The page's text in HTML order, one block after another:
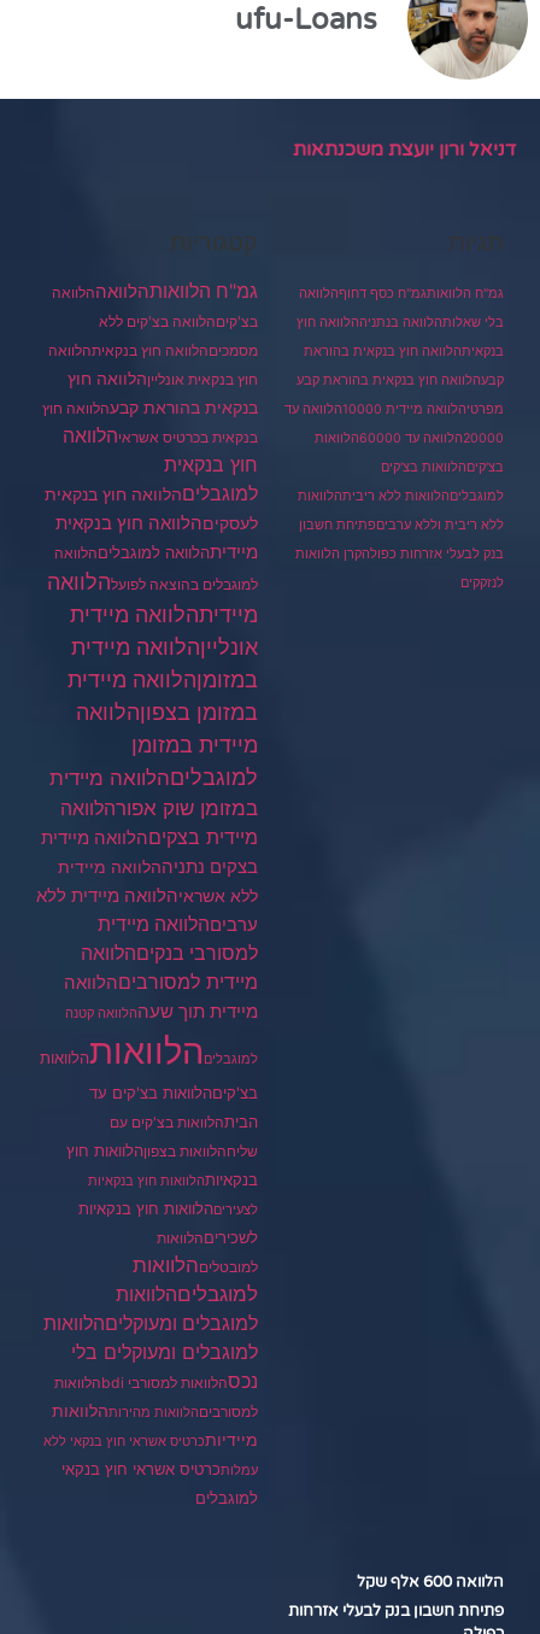
ufu-Loans
דניאל ורון יועצת משכנתאות
תגיות
גמ"ח הלוואותגמ"ח כסף דחוףהלוואה
בלי שאלותהלוואה בנתניההלוואה חוץ
בנקאיתהלוואה חוץ בנקאית בהוראת
קבעהלוואה חוץ בנקאית בהוראת קבע
מפרטיהלוואה מיידית 10000
הלוואה עד
20000הלוואה עד 60000
הלוואות
בצ'קיםהלוואות בצ'קים
למוגבליםהלוואות ללא ריביתהלוואות
ללא ריבית וללא ערביםפתיחת חשבון
בנק לבעלי אזרחות כפולהקרן הלוואות
לנזקקים
קטגוריות
גמ"ח הלוואותהלוואההלוואה
בצ'קיםהלוואה בצ'קים ללא
מסמכיםהלוואה חוץ בנקאיתהלוואה
חוץ בנקאית אונלייןהלוואה חוץ
בנקאית בהוראת קבעהלוואה חוץ
בנקאית בכרטיס אשראיהלוואה
חוץ בנקאית
למוגבליםהלוואה חוץ בנקאית
לעסקיםהלוואה חוץ בנקאית
מיידיתהלוואה למוגבליםהלוואה
למוגבלים בהוצאה לפועלהלוואה
מיידיתהלוואה מיידית
אונלייןהלוואה מיידית
במזומןהלוואה מיידית
במזומן בצפוןהלוואה
מיידית במזומן
למוגבליםהלוואה מיידית
במזומן שוק אפורהלוואה
מיידית בצקיםהלוואה מיידית
בצקים נתניההלוואה מיידית
ללא אשראיהלוואה מיידית ללא
ערביםהלוואה מיידית
למסורבי בנקיםהלוואה
מיידית למסורביםהלוואה
מיידית תוך שעההלוואה קטנה
למוגבלים הלוואותהלוואות
בצ'קיםהלוואות בצ'קים עד
הביתהלוואות בצ'קים עם
שליחהלוואות בצפוןהלוואות חוץ
בנקאיותהלוואות חוץ בנקאיות
לצעיריםהלוואות חוץ בנקאיות
לשכיריםהלוואות
למובטליםהלוואות
למוגבליםהלוואות
למוגבלים ומעוקליםהלוואות
למוגבלים ומעוקלים בלי
נכסהלוואות למסורבי bdi
הלוואות
למסורביםהלוואות מהירותהלוואות
מיידיותכרטיס אשראי חוץ בנקאי ללא
עמלותכרטיס אשראי חוץ בנקאי
למוגבלים
הלוואה 600 אלף שקל
פתיחת חשבון בנק לבעלי אזרחות